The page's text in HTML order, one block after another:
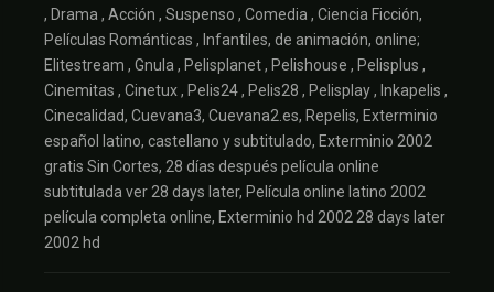
, Drama , Acción , Suspenso , Comedia , Ciencia Ficción,
Películas Románticas , Infantiles, de animación, online;
Elitestream , Gnula , Pelisplanet , Pelishouse , Pelisplus ,
Cinemitas , Cinetux , Pelis24 , Pelis28 , Pelisplay , Inkapelis ,
Cinecalidad, Cuevana3, Cuevana2.es, Repelis, Exterminio
español latino, castellano y subtitulado, Exterminio 2002
gratis Sin Cortes, 28 días después película online
subtitulada ver 28 days later, Película online latino 2002
película completa online, Exterminio hd 2002 28 days later
2002 hd